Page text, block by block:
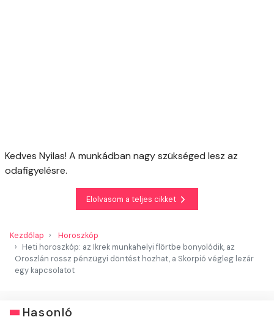
Kedves Nyilas! A munkádban nagy szükséged lesz az
odafigyelésre.
Elolvasom a teljes cikket
Kezdőlap
Horoszkóp
Heti horoszkóp: az Ikrek munkahelyi flörtbe bonyolódik, az
Oroszlán rossz pénzügyi döntést hozhat, a Skorpió végleg lezár
egy kapcsolatot
Hasonló